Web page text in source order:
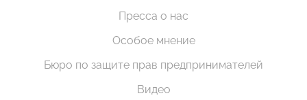
Пресса о нас
Особое мнение
Бюро по защите прав предпринимателей
Видео